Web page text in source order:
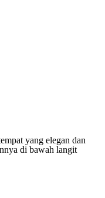
yang elegan dan
di bawah langit